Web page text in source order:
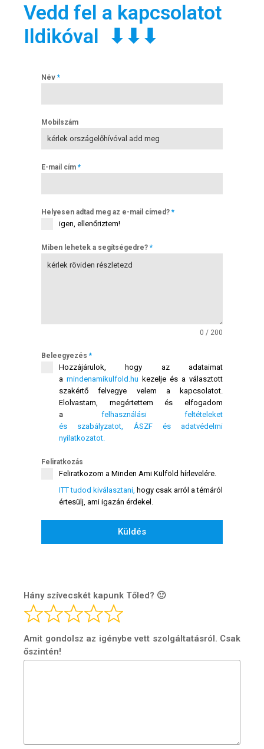
Vedd fel a kapcsolatot
Ildikóval ⬇⬇⬇
Név *
Mobilszám
E-mail cím *
Helyesen adtad meg az e-mail címed? *
igen, ellenőriztem!
Miben lehetek a segítségedre? *
0 / 200
Beleegyezés *
Hozzájárulok, hogy az adataimat
a mindenamikulfold.hu kezelje és a választott
szakértő felvegye velem a kapcsolatot.
Elolvastam, megértettem és elfogadom
a felhasználási feltételeket
és szabályzatot, ÁSZF és adatvédelmi
nyilatkozatot.
Feliratkozás
Feliratkozom a Minden Ami Külföld hírlevelére.
ITT tudod kiválasztani, hogy csak arról a témáról
értesülj, ami igazán érdekel.
Küldés
Hány szívecskét kapunk Tőled? 🙂
Amit gondolsz az igénybe vett szolgáltatásról. Csak
őszintén!